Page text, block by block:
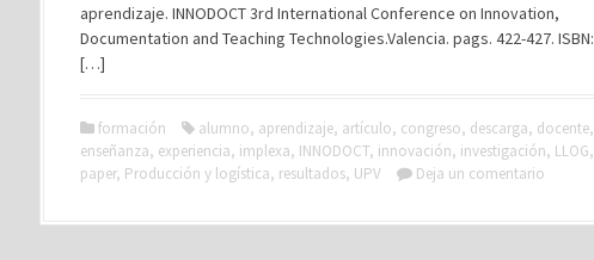
aprendizaje. INNODOCT 3rd International Conference on Innovation,
Documentation and Teaching Technologies.Valencia. pags. 422-427. ISBN:
[…]
formación alumno, aprendizaje, artículo, congreso, descarga, docente,
enseñanza, experiencia, implexa, INNODOCT, innovación, investigación, LLOG,
paper, Producción y logística, resultados, UPV Deja un comentario